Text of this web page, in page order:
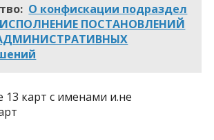
О конфискации подраздел
ИСПОЛНЕНИЕ ПОСТАНОВЛЕНИЙ